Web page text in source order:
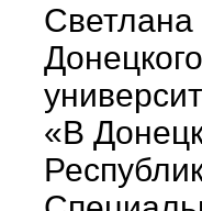
Светлана
«В